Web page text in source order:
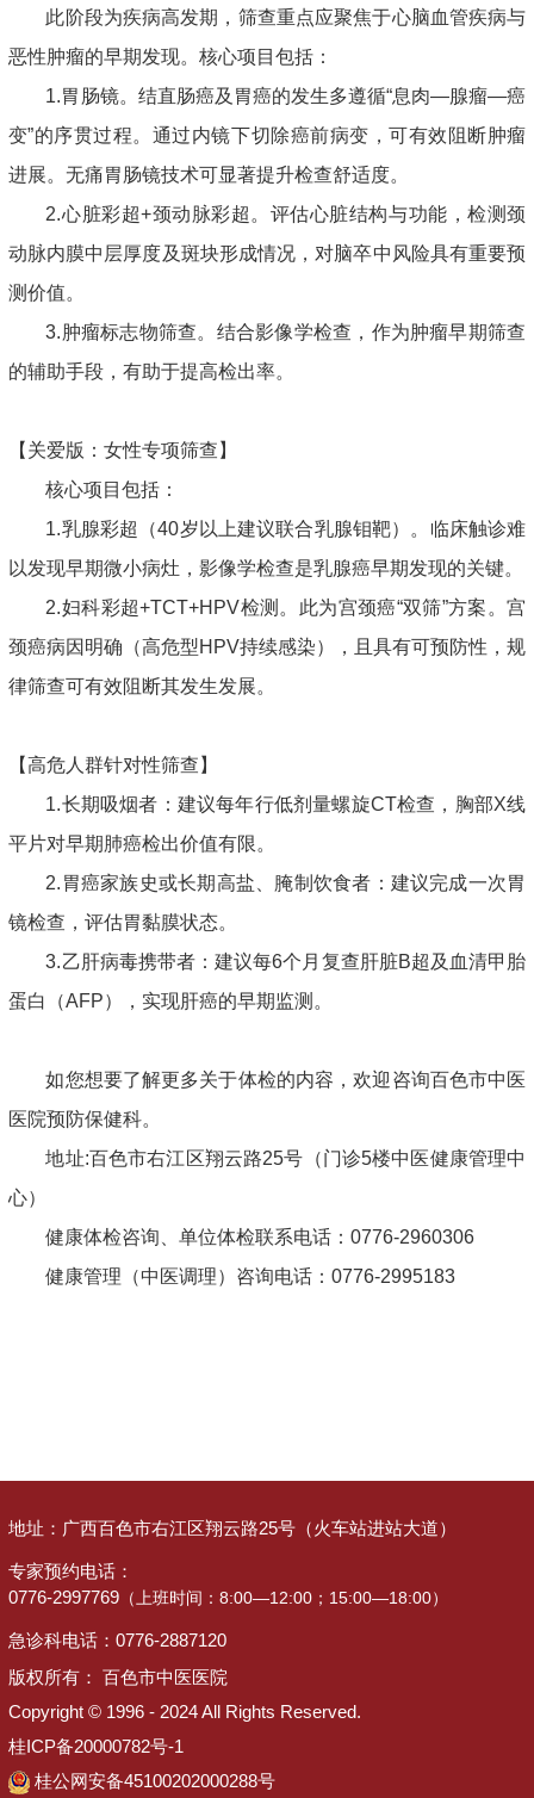
此阶段为疾病高发期，筛查重点应聚焦于心脑血管疾病与
恶性肿瘤的早期发现。核心项目包括：
1.胃肠镜。结直肠癌及胃癌的发生多遵循“息肉—腺瘤—癌
变”的序贯过程。通过内镜下切除癌前病变，可有效阻断肿瘤
进展。无痛胃肠镜技术可显著提升检查舒适度。
2.心脏彩超+颈动脉彩超。评估心脏结构与功能，检测颈
动脉内膜中层厚度及斑块形成情况，对脑卒中风险具有重要预
测价值。
3.肿瘤标志物筛查。结合影像学检查，作为肿瘤早期筛查
的辅助手段，有助于提高检出率。
【关爱版：女性专项筛查】
核心项目包括：
1.乳腺彩超（40岁以上建议联合乳腺钼靶）。临床触诊难
以发现早期微小病灶，影像学检查是乳腺癌早期发现的关键。
2.妇科彩超+TCT+HPV检测。此为宫颈癌“双筛”方案。宫
颈癌病因明确（高危型HPV持续感染），且具有可预防性，规
律筛查可有效阻断其发生发展。
【高危人群针对性筛查】
1.长期吸烟者：建议每年行低剂量螺旋CT检查，胸部X线
平片对早期肺癌检出价值有限。
2.胃癌家族史或长期高盐、腌制饮食者：建议完成一次胃
镜检查，评估胃黏膜状态。
3.乙肝病毒携带者：建议每6个月复查肝脏B超及血清甲胎
蛋白（AFP），实现肝癌的早期监测。
如您想要了解更多关于体检的内容，欢迎咨询百色市中医
医院预防保健科。
地址:百色市右江区翔云路25号（门诊5楼中医健康管理中
心）
健康体检咨询、单位体检联系电话：0776-2960306
健康管理（中医调理）咨询电话：0776-2995183
地址： 广西百色市右江区翔云路25号（火车站进站大道）
专家预约电话：
0776-2997769（上班时间：8:00—12:00；15:00—18:00）
急诊科电话： 0776-2887120
版权所有： 百色市中医医院
Copyright © 1996 - 2024 All Rights Reserved.
桂ICP备20000782号-1
桂公网安备45100202000288号